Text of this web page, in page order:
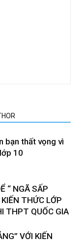
bạn thất vọng vì
10
“ NGÃ SẤP
THỨC LỚP
THPT QUỐC GIA
VỚI KIẾN